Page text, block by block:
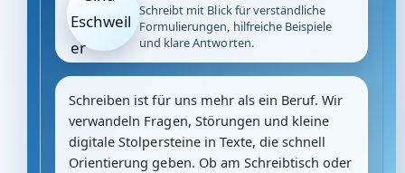
Schreibt mit Blick für verständliche
Formulierungen, hilfreiche Beispiele
und klare Antworten.
Schreiben ist für uns mehr als ein Beruf. Wir
verwandeln Fragen, Störungen und kleine
digitale Stolpersteine in Texte, die schnell
Orientierung geben. Ob am Schreibtisch oder